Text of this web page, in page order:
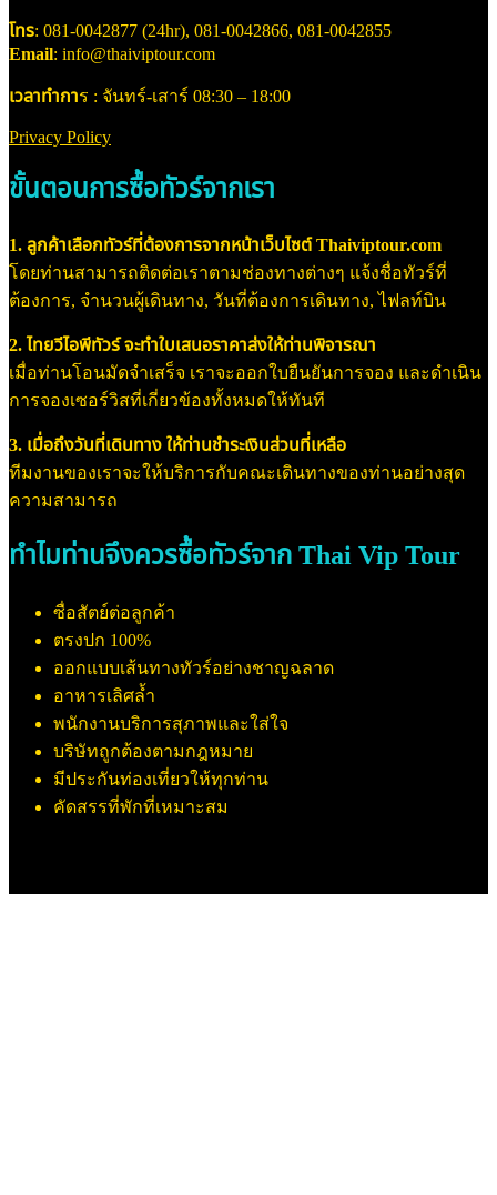
โทร: 081-0042877 (24hr), 081-0042866, 081-0042855
Email: info@thaiviptour.com
เวลาทำการ : จันทร์-เสาร์ 08:30 – 18:00
Privacy Policy
ขั้นตอนการซื้อทัวร์จากเรา
1. ลูกค้าเลือกทัวร์ที่ต้องการจากหน้าเว็บไซต์ Thaiviptour.com
โดยท่านสามารถติดต่อเราตามช่องทางต่างๆ แจ้งชื่อทัวร์ที่
ต้องการ, จำนวนผู้เดินทาง, วันที่ต้องการเดินทาง, ไฟลท์บิน
2. ไทยวีไอพีทัวร์ จะทำใบเสนอราคาส่งให้ท่านพิจารณา
เมื่อท่านโอนมัดจำเสร็จ เราจะออกใบยืนยันการจอง และดำเนิน
การจองเซอร์วิสที่เกี่ยวข้องทั้งหมดให้ทันที
3. เมื่อถึงวันที่เดินทาง ให้ท่านชำระเงินส่วนที่เหลือ
ทีมงานของเราจะให้บริการกับคณะเดินทางของท่านอย่างสุด
ความสามารถ
ทำไมท่านจึงควรซื้อทัวร์จาก Thai Vip Tour
ซื่อสัตย์ต่อลูกค้า
ตรงปก 100%
ออกแบบเส้นทางทัวร์อย่างชาญฉลาด
อาหารเลิศล้ำ
พนักงานบริการสุภาพและใส่ใจ
บริษัทถูกต้องตามกฎหมาย
มีประกันท่องเที่ยวให้ทุกท่าน
คัดสรรที่พักที่เหมาะสม